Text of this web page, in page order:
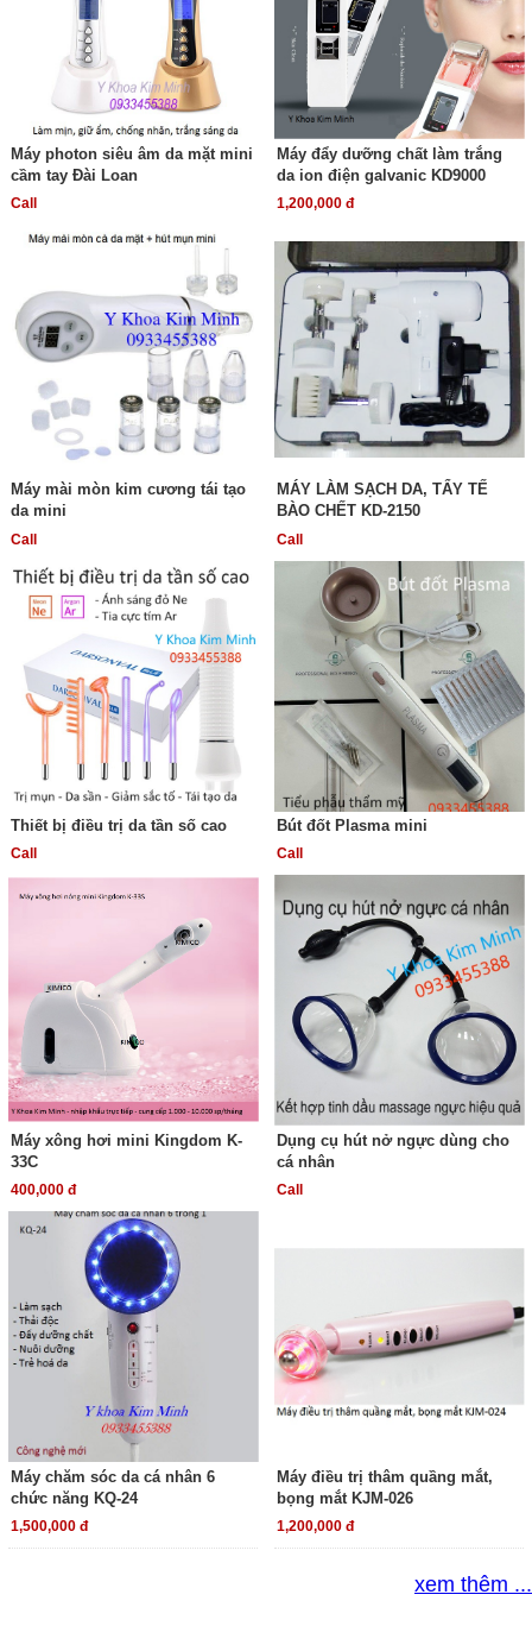
Máy photon siêu âm da mặt mini
cầm tay Đài Loan
Call
Máy đẩy dưỡng chất làm trắng
da ion điện galvanic KD9000
1,200,000 đ
Máy mài mòn kim cương tái tạo
da mini
Call
MÁY LÀM SẠCH DA, TẨY TẾ
BÀO CHẾT KD-2150
Call
Thiết bị điều trị da tần số cao
Call
Bút đốt Plasma mini
Call
Máy xông hơi mini Kingdom K-
33C
400,000 đ
Dụng cụ hút nở ngực dùng cho
cá nhân
Call
Máy chăm sóc da cá nhân 6
chức năng KQ-24
1,500,000 đ
Máy điều trị thâm quầng mắt,
bọng mắt KJM-026
1,200,000 đ
xem thêm ...